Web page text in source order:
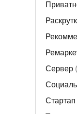
Сервер
Стартап